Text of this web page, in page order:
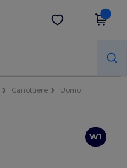
Scarica app
Canottiere
Uomo
W1